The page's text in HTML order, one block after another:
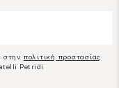
στην πολιτική προστασίας
Petridi